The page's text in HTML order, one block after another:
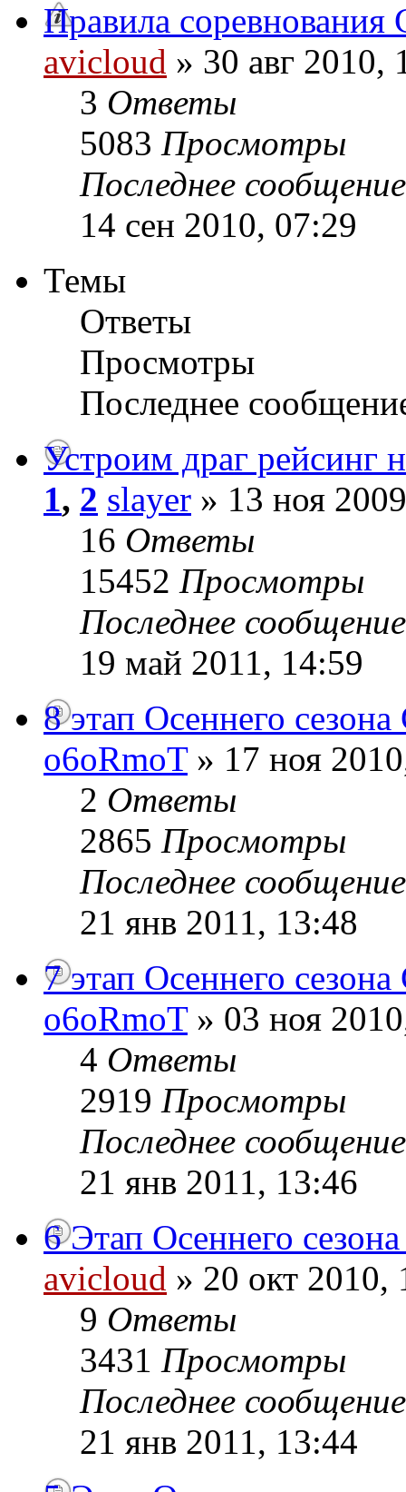
Правила
avicloud » 30 авг 2010,
3 Ответы
5083 Просмотры
Последнее
14 сен 2010, 07:29
Темы
Ответы
Просмотры
Последнее
Устроим драг рейсинг
1, 2 slayer » 13 ноя
16 Ответы
15452 Просмотры
Последнее
19 май 2011, 14:59
8 этап Осеннего
o6oRmoT» 17 ноя
2 Ответы
2865 Просмотры
Последнее
21 янв 2011, 13:48
7 этап Осеннего
o6oRmoT» 03 ноя
4 Ответы
2919 Просмотры
Последнее
21 янв 2011, 13:46
6 Этап Осеннего
avicloud » 20 окт 2010,
9 Ответы
3431 Просмотры
Последнее
21 янв 2011, 13:44